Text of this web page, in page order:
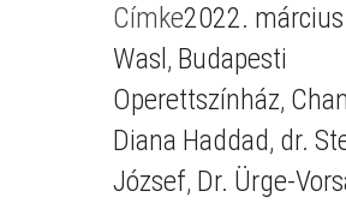
Címke2022.
Wasl , Budapesti
Operettszínház,
Diana Haddad, dr.
József, Dr. Ürge-